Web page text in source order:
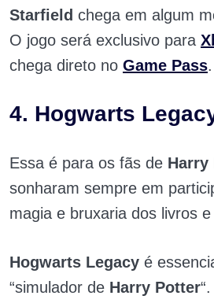
Starfield chega em algum
O jogo será exclusivo para
chega direto no Game Pass.
4. Hogwarts
Essa é para os fãs de Harry
sonharam sempre em
magia e bruxaria dos livros
Hogwarts Legacy é
“simulador de Harry Potter